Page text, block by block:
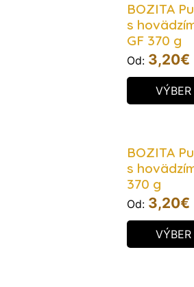
BOZITA
s
GF 370 g
Od: 3,20€
BOZITA
s
370 g
Od: 3,20€